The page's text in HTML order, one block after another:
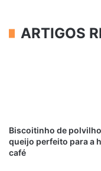
ARTIGOS
Biscoitinho de
queijo perfeito para a
café